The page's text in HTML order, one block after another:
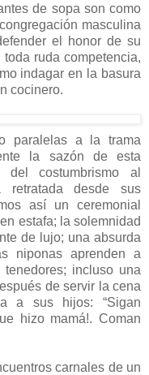
de sopa son como
masculina
el honor de su
ruda competencia,
indagar en la basura
cocinero.
paralelas a la trama
la sazón de esta
costumbrismo al
retratada desde sus
así un ceremonial
estafa; la solemnidad
de lujo; una absurda
niponas aprenden a
incluso una
de servir la cena
a sus hijos: “Sigan
hizo mamá!. Coman
carnales de un